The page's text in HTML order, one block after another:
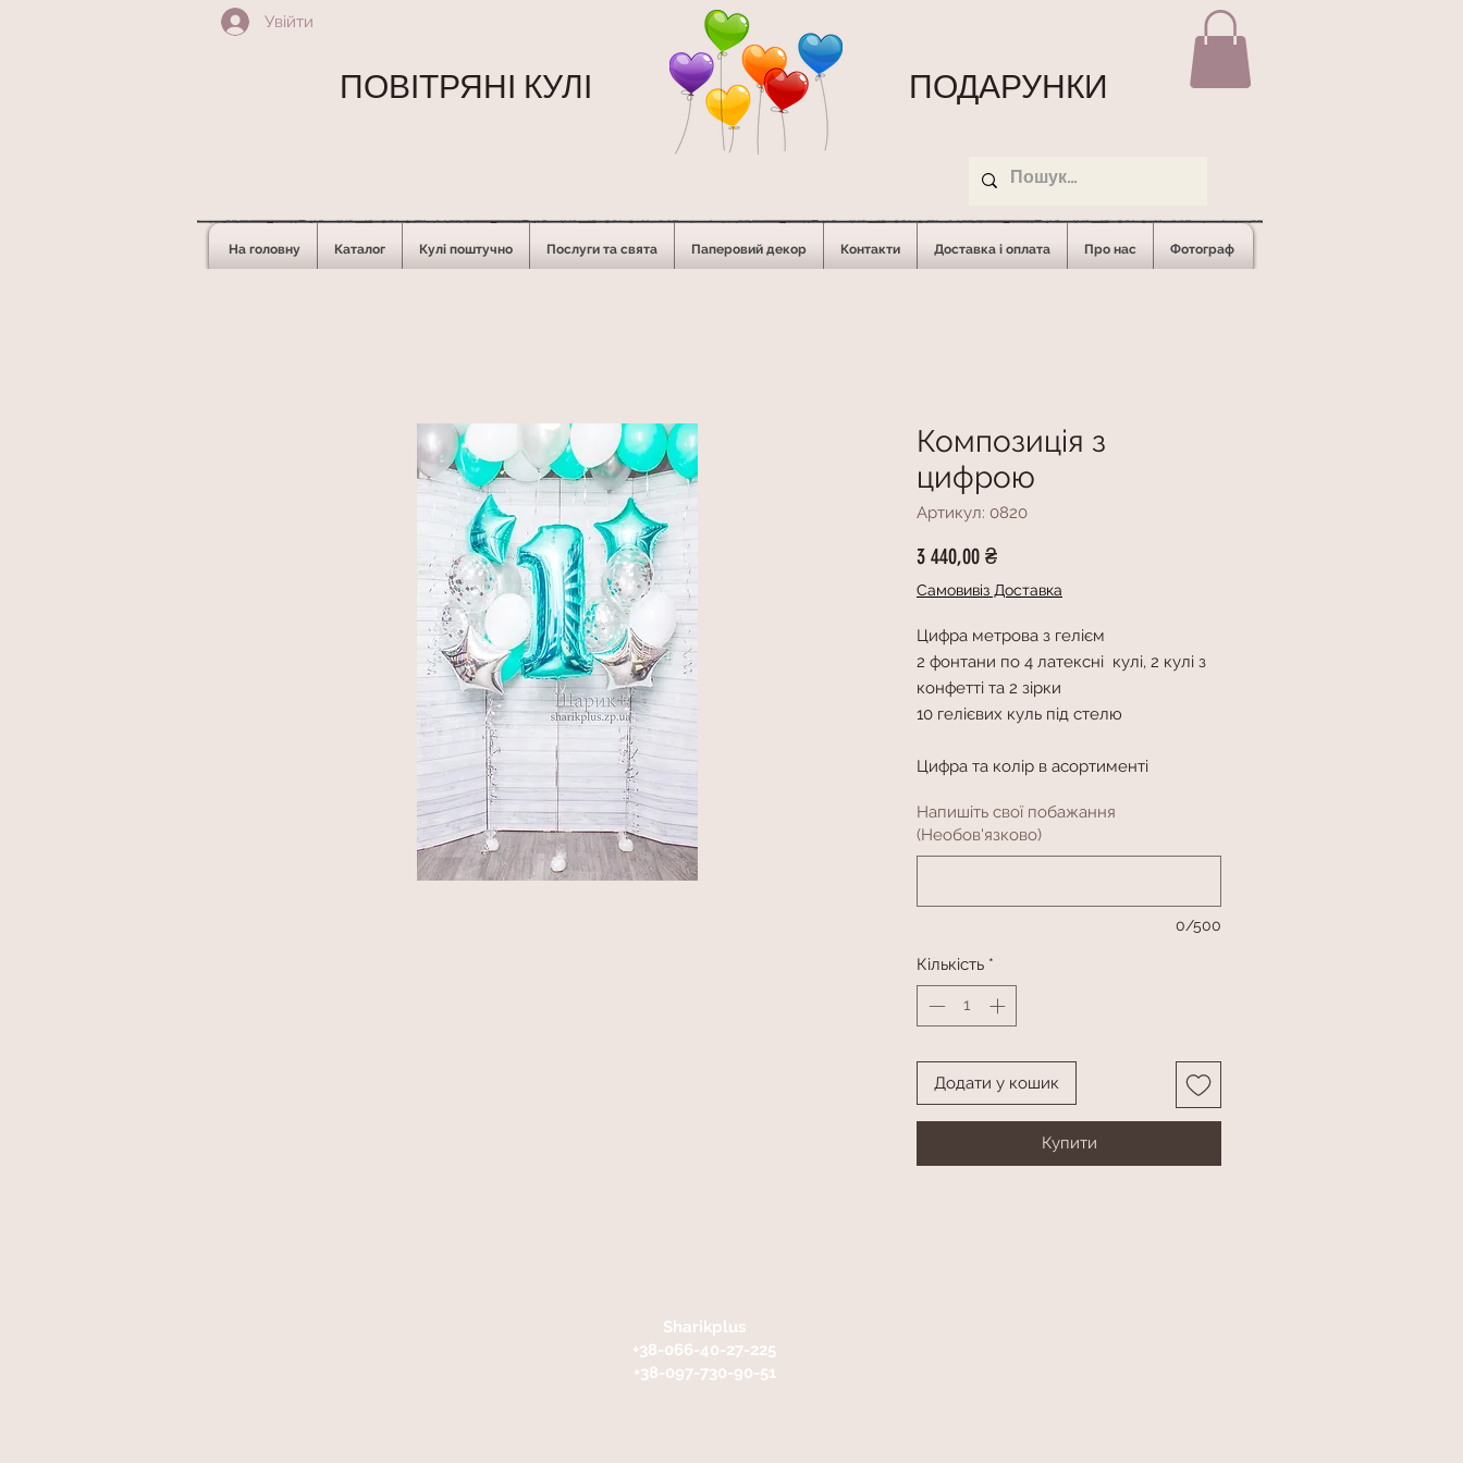
Увійти
ПОВІТРЯНІ КУЛІ ПОДАРУНКИ
На головну Каталог Кулі поштучно Послуги та свята Паперовий декор Контакти Доставка і оплата Про нас Фотограф
Композиція з
цифрою
Артикул: 0820
3 440,00 ₴Ціна
Самовивіз Доставка
Цифра метрова з гелієм
2 фонтани по 4 латексні кулі, 2 кулі з
конфетті та 2 зірки
10 гелієвих куль під стелю
Цифра та колір в асортименті
Напишіть свої побажання
(Необов'язково)
0/500
Кількість *
Додати у кошик
Купити
Sharikplus
+38-066-40-27-225
+38-097-730-90-51